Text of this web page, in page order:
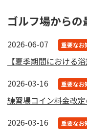
ゴルフ場からの
2026-06-07 重要なお
【夏季期間における
2026-03-16
重要なお
練習場コイン料金改
2026-03-16
重要なお